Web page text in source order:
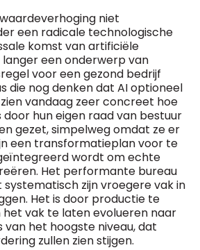
niet
een radicale technologische
komst van artificiële
een onderwerp van
voor een gezond bedrijf
die nog denken dat AI optioneel
zien vandaag zeer concreet hoe
hun eigen raad van bestuur
gezet, simpelweg omdat ze er
een transformatieplan voor te
wordt om echte
Het performante bureau
zijn vroegere vak in
Het is door productie te
vak te laten evolueren naar
het hoogste niveau, dat
zullen zien stijgen.